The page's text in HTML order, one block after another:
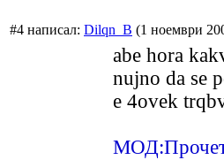
#4 написал: Dilqn_B (1 ноември
abe hora
nujno da se
e 4ovek